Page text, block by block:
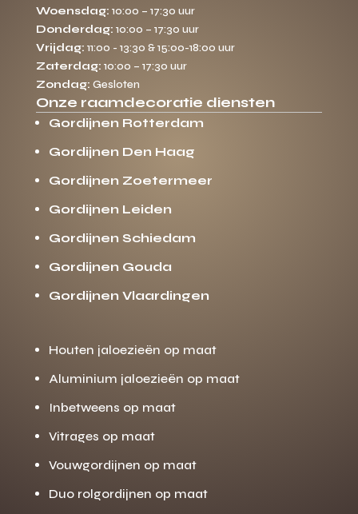
Woensdag: 10:00 – 17:30 uur
Donderdag: 10:00 – 17:30 uur
Vrijdag: 11:00 - 13:30 & 15:00-18:00 uur
Zaterdag: 10:00 – 17:30 uur
Zondag: Gesloten
Onze raamdecoratie diensten
Gordijnen Rotterdam
Gordijnen Den Haag
Gordijnen Zoetermeer
Gordijnen Leiden
Gordijnen Schiedam
Gordijnen Gouda
Gordijnen Vlaardingen
Houten jaloezieën op maat
Aluminium jaloezieën op maat
Inbetweens op maat
Vitrages op maat
Vouwgordijnen op maat
Duo rolgordijnen op maat